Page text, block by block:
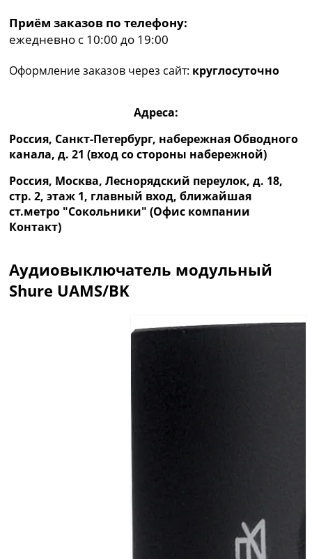
Приём заказов по телефону:
ежедневно с 10:00 до 19:00
Оформление заказов через сайт: круглосуточно
Адреса:
Россия, Санкт-Петербург, набережная Обводного
канала, д. 21 (вход со стороны набережной)
Россия, Москва, Леснорядский переулок, д. 18,
стр. 2, этаж 1, главный вход, ближайшая
ст.метро "Сокольники" (Офис компании
Контакт)
Аудиовыключатель модульный
Shure UAMS/BK